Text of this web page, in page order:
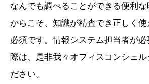
なんでも調べることができる便利
からこそ、知識が精査でき正しく
必須です。情報システム担当者が
際は、是非我々オフィスコンシェル
ださい。